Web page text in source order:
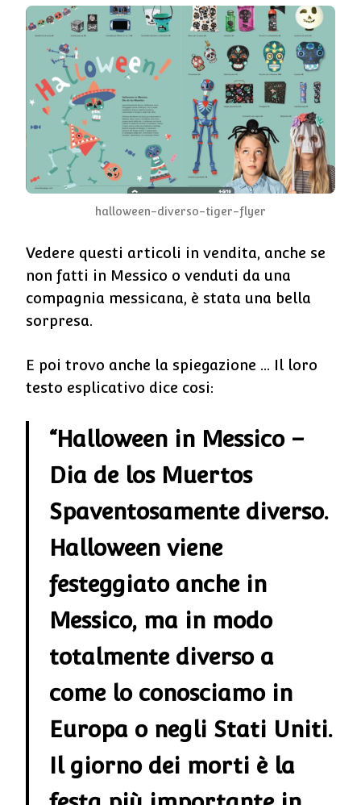
halloween-diverso-tiger-flyer
Vedere questi articoli in vendita, anche se
non fatti in Messico o venduti da una
compagnia messicana, è stata una bella
sorpresa.
E poi trovo anche la spiegazione … Il loro
testo esplicativo dice cosi:
“Halloween in Messico –
Dia de los Muertos
Spaventosamente diverso.
Halloween viene
festeggiato anche in
Messico, ma in modo
totalmente diverso a
come lo conosciamo in
Europa o negli Stati Uniti.
Il giorno dei morti è la